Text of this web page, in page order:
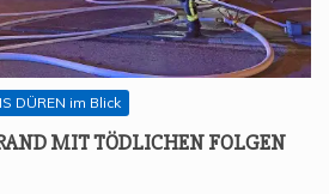
DÜREN im Blick
MIT TÖD­LI­CHEN FOLGEN